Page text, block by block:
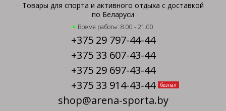
Товары для спорта и активного отдыха с доставкой
по Беларуси
Время работы: 8.00 - 21.00
+375 29 797-44-44
+375 33 607-43-44
+375 29 697-43-44
+375 33 914-43-44
безнал
shop@arena-sporta.by